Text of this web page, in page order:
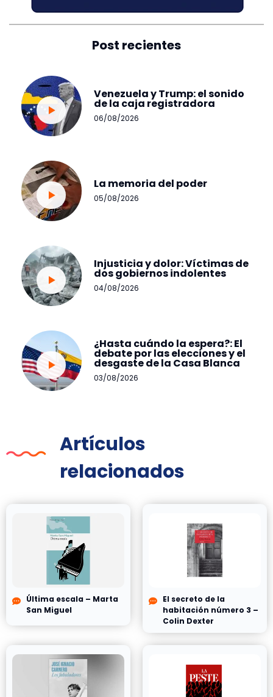
Post recientes
Venezuela y Trump: el sonido
de la caja registradora
06/08/2026
La memoria del poder
05/08/2026
Injusticia y dolor: Víctimas de
dos gobiernos indolentes
04/08/2026
¿Hasta cuándo la espera?: El
debate por las elecciones y el
desgaste de la Casa Blanca
03/08/2026
Artículos
relacionados
Última escala – Marta
San Miguel
El secreto de la
habitación número 3 –
Colin Dexter